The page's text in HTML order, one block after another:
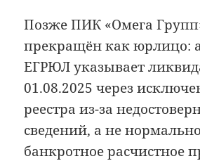
Позже ПИК «Омега
прекращён как юрлицо:
ЕГРЮЛ указывает
01.08.2025 через
реестра из-за
сведений, а не
банкротное расчистное